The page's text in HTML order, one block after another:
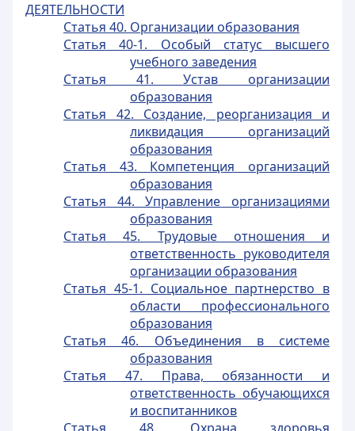
ДЕЯТЕЛЬНОСТИ
Статья 40. Организации образования
Статья 40-1. Особый статус высшего
учебного заведения
Статья 41. Устав организации
образования
Статья 42. Создание, реорганизация и
ликвидация организаций
образования
Статья 43. Компетенция организаций
образования
Статья 44. Управление организациями
образования
Статья 45. Трудовые отношения и
ответственность руководителя
организации образования
Статья 45-1. Социальное партнерство в
области профессионального
образования
Статья 46. Объединения в системе
образования
Статья 47. Права, обязанности и
ответственность обучающихся
и воспитанников